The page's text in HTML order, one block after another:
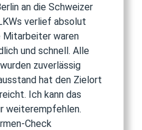
an die Schweizer
verlief absolut
Mitarbeiter waren
und schnell. Alle
zuverlässig
hat den Zielort
Ich kann das
weiterempfehlen.
Check